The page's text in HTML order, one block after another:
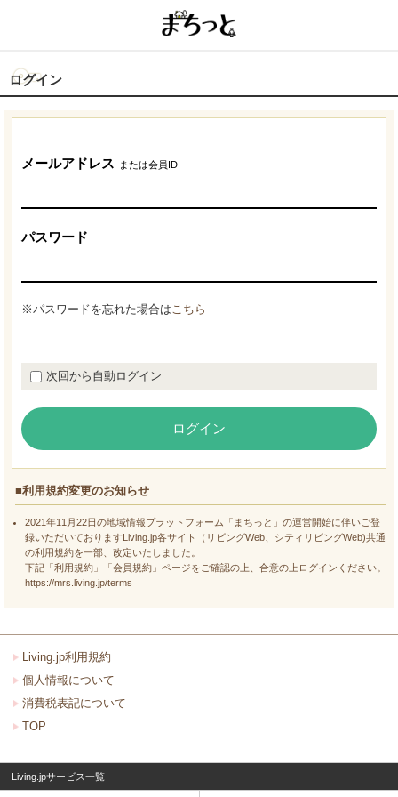
ログイン
メールアドレス または会員ID
パスワード
※パスワードを忘れた場合はこちら
次回から自動ログイン
ログイン
■利用規約変更のお知らせ
2021年11月22日の地域情報プラットフォーム「まちっと」の運営開始に伴いご登
録いただいておりますLiving.jp各サイト（リビングWeb、シティリビングWeb)共通
の利用規約を一部、改定いたしました。
下記「利用規約」「会員規約」ページをご確認の上、合意の上ログインください。
https://mrs.living.jp/terms
Living.jp利用規約
個人情報について
消費税表記について
TOP
Living.jpサービス一覧